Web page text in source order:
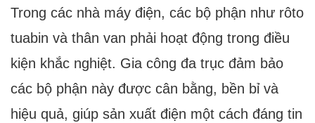
Trong các nhà máy điện, các bộ phận như rôto
tuabin và thân van phải hoạt động trong điều
kiện khắc nghiệt. Gia công đa trục đảm bảo
các bộ phận này được cân bằng, bền bỉ và
hiệu quả, giúp sản xuất điện một cách đáng tin